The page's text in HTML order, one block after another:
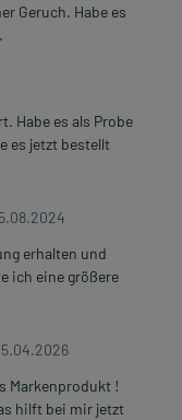
Geruch. Habe es
Habe es als Probe
es jetzt bestellt
erhalten und
ich eine größere
Markenprodukt !
hilft bei mir jetzt